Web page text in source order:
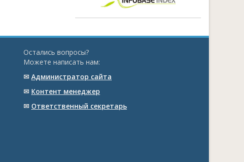
Остались вопросы?
Можете написать нам:
✉ Администратор сайта
✉ Контент менеджер
✉ Ответственный cекретарь